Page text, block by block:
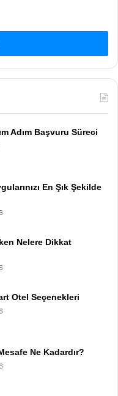
Adım Başvuru Süreci
En Şık Şekilde
Nelere Dikkat
Otel Seçenekleri
Ne Kadardır?